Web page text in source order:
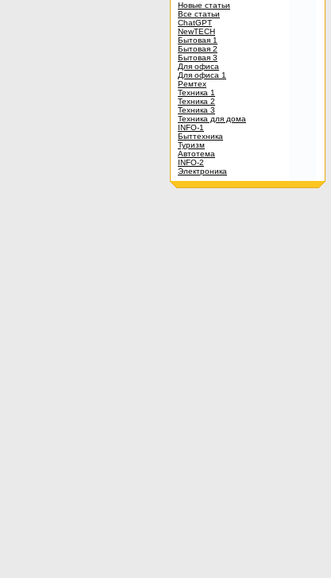
Новые статьи
Все статьи
ChatGPT
NewTECH
Бытовая 1
Бытовая 2
Бытовая 3
Для офиса
Для офиса 1
Ремтех
Техника 1
Техника 2
Техника 3
Техника для дома
INFO-1
Быттехника
Туризм
Автотема
INFO-2
Электроника